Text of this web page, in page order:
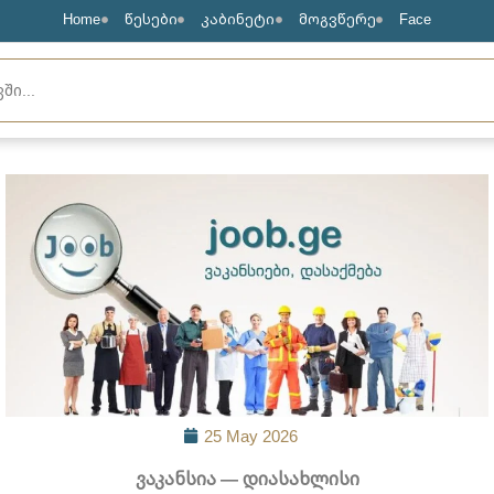
Home წესები კაბინეტი მოგვწერე Face
25 May 2026
ვაკანსია — დიასახლისი